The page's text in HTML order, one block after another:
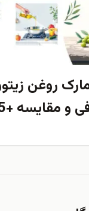
روغن زیتون
بو | معرفی و مقایسه